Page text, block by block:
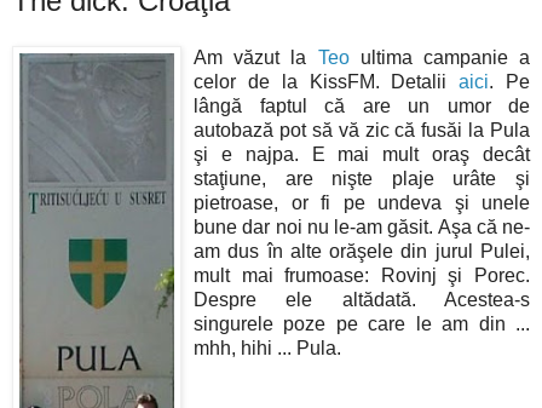
Am văzut la Teoultima campanie a
celor de la KissFM. Detaliiaici. Pe
lângă faptul că are un umor de
autobază pot să vă zic că fusăi la Pula
şi e najpa. E mai mult oraş decât
staţiune, are nişte plaje urâte şi
pietroase, or fi pe undeva şi unele
bune dar noi nu le-am găsit. Aşa că ne-
am dus în alte orăşele din jurul Pulei,
mult mai frumoase: Rovinj şi Porec.
Despre ele altădată. Acestea-s
singurele poze pe care le am din ...
mhh, hihi ... Pula.